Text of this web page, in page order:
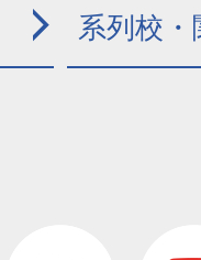
系列校